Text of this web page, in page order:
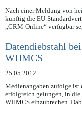
30.05.2012
Nach einer Meldung von
künftig die EU-
Datendiebstahl
WHMCS
25.05.2012
Medienangaben zufolge ist
erfolgreich gelungen, in die